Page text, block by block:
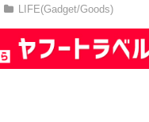
LIFE(Gadget/Goods)